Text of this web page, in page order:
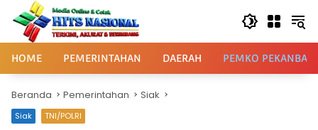
Langsung
konten
HOME PEMERINTAHAN DAERAH PEMKO
Beranda Pemerintahan Siak
Siak TNI/POLRI